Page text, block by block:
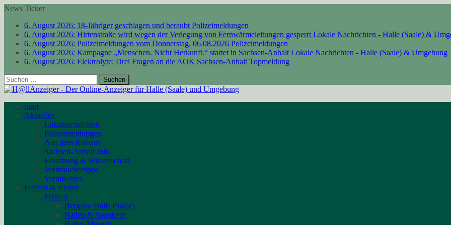
News Ticker
6. August 2026: 18-Jähriger geschlagen und beraubt Polizeimeldungen
6. August 2026: Hirtenstraße wird wegen der Verlegung von Fernwärmeleitungen gesperrt Lokale Nachrichten - Halle (Saale) &
6. August 2026: Polizeimeldungen vom Donnerstag, 06.08.2026 Polizeimeldungen
6. August 2026: Kampagne „Menschen. Nicht Herkunft.“ startet in Sachsen-Anhalt Lokale Nachrichten - Halle (Saale) & Umgebung
6. August 2026: Elektrolyte: Drei Fragen an die AOK Sachsen-Anhalt Topmeldung
Suchen
nach:
Start
Aktuelles
Lokalnachrichten
Polizeimeldungen
Aus dem Rathaus
Sachsen-Anhalt Info
Forschung & Wissenschaft
Verbrauchertipps
Vermischtes
Freizeit & Kultur
Freizeit
Bergzoo Halle (Saale)
Baden & Saunieren